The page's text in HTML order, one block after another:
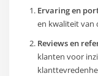
Ervaring en
en kwaliteit van
Reviews en
klanten voor